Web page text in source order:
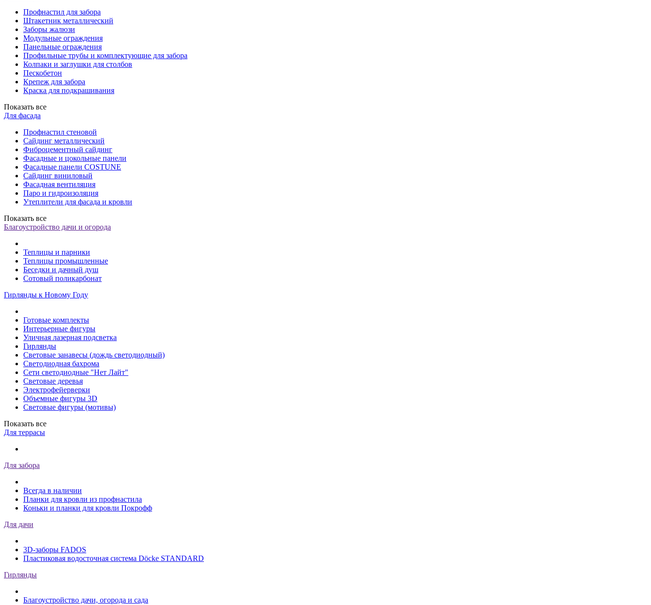
Профнастил для забора
Штакетник металлический
Заборы жалюзи
Модульные ограждения
Панельные ограждения
Профильные трубы и комплектующие для забора
Колпаки и заглушки для столбов
Пескобетон
Крепеж для забора
Краска для подкрашивания
Показать все
Для фасада
Профнастил стеновой
Сайдинг металлический
Фиброцементный сайдинг
Фасадные и цокольные панели
Фасадные панели COSTUNE
Сайдинг виниловый
Фасадная вентиляция
Паро и гидроизоляция
Утеплители для фасада и кровли
Показать все
Благоустройство дачи и огорода
Теплицы и парники
Теплицы промышленные
Беседки и дачный душ
Сотовый поликарбонат
Гирлянды к Новому Году
Готовые комплекты
Интерьерные фигуры
Уличная лазерная подсветка
Гирлянды
Световые занавесы (дождь светодиодный)
Светодиодная бахрома
Сети светодиодные "Нет Лайт"
Световые деревья
Электрофейерверки
Объемные фигуры 3D
Световые фигуры (мотивы)
Показать все
Для террасы
Для забора
Всегда в наличии
Планки для кровли из профнастила
Коньки и планки для кровли Покрофф
Для дачи
3D-заборы FADOS
Пластиковая водосточная система Döcke STANDARD
Гирлянды
Благоустройство дачи, огорода и сада